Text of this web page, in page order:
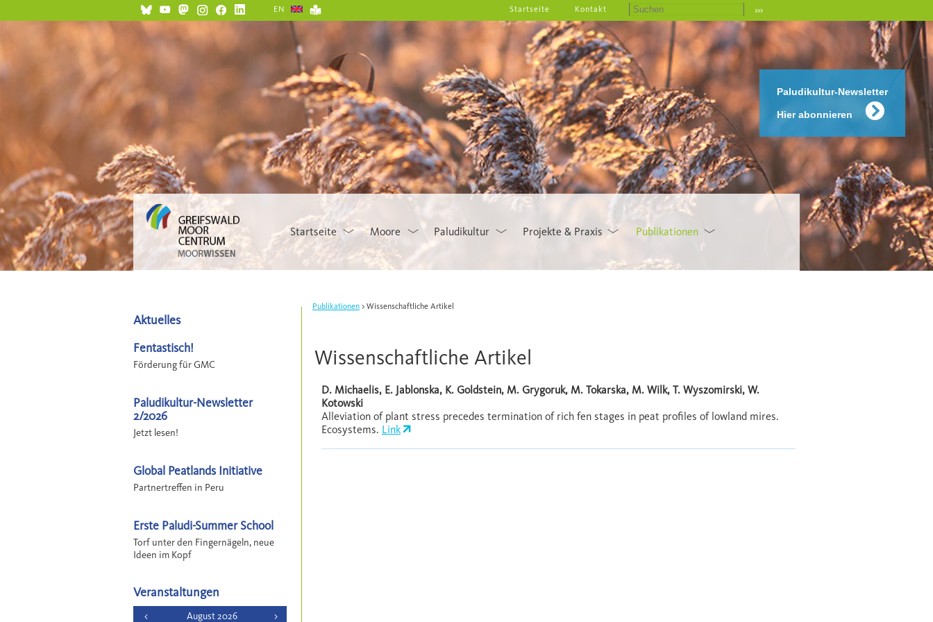
Paludikultur-Newsletter
Hier abonnieren
EN ›››
Startseite Kontakt
Startseite Moore Paludikultur Projekte & Praxis Publikationen
Publikationen Wissenschaftliche Artikel
Wissenschaftliche Artikel
D. Michaelis, E. Jablonska, K. Goldstein, M. Grygoruk, M. Tokarska, M. Wilk, T. Wyszomirski, W.
Kotowski
Alleviation of plant stress precedes termination of rich fen stages in peat profiles of lowland mires.
Ecosystems. Link
Aktuelles
Fentastisch!
Förderung für GMC
Paludikultur-Newsletter
2/2026
Jetzt lesen!
Global Peatlands Initiative
Partnertreffen in Peru
Erste Paludi-Summer School
Torf unter den Fingernägeln, neue
Ideen im Kopf
Veranstaltungen
< August 2026 >